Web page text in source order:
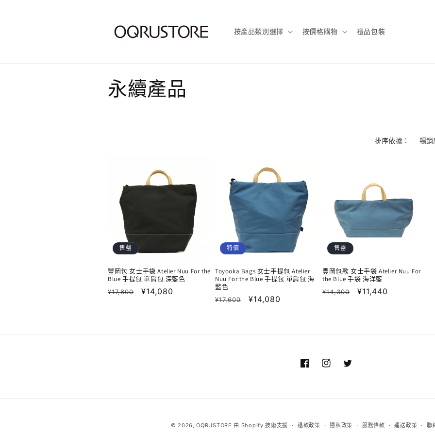
按產品類別選擇 按價格購物 禮品包裝
商
永續產品
排序依據：
售罄
豐岡包 女士手袋 Atelier Nuu For the
Blue 手提包 單肩包 深藍色
定
¥17,600
售
¥14,080
特價
Toyooka Bags 女士手提包 Atelier
Nuu For the Blue 手提包 單肩包 海
藍色
定
¥17,600
售
¥14,080
售罄
豐岡包款 女士手袋 Atelier Nuu For
the Blue 手袋 海洋藍
定
¥14,300
售
¥11,440
FacebookInstagramTwitter
© 2026,OQRUSTORE 由 Shopify 技術支援 退款政策 隱私政策 服務條款 運送政策 聯